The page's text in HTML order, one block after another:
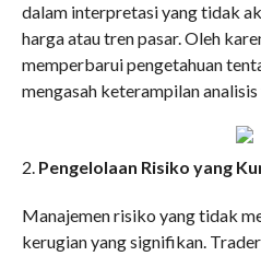
dalam interpretasi yang tidak
harga atau tren pasar. Oleh
memperbarui pengetahuan
mengasah keterampilan
2. Pengelolaan Risiko yang
Manajemen risiko yang tidak
kerugian yang signifikan.